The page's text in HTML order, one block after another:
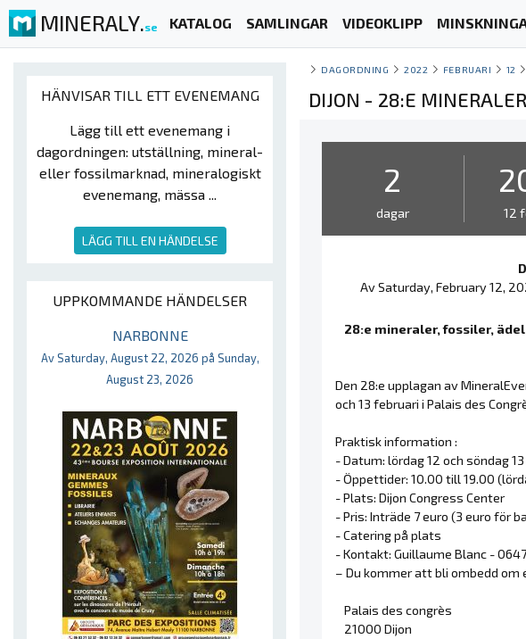
MINERALY.se KATALOG SAMLINGAR VIDEOKLIPP
HÄNVISAR TILL ETT EVENEMANG
Lägg till ett evenemang i
dagordningen: utställning, mineral-
eller fossilmarknad, mineralogiskt
evenemang, mässa ...
LÄGG TILL EN HÄNDELSE
UPPKOMMANDE HÄNDELSER
NARBONNE
Av Saturday, August 22, 2026 på Sunday,
August 23, 2026
DAGORDNING 2022 FEBRUARI 12
DIJON - 28:E
2
dagar 12
Av Saturday, February 12,
28:e mineraler, fossiler,
Den 28:e upplagan av
och 13 februari i Palais des
Praktisk information :
- Datum: lördag 12 och söndag
- Öppettider: 10.00 till 19.00
- Plats: Dijon Congress Center
- Pris: Inträde 7 euro (3 euro för
- Catering på plats
- Kontakt: Guillaume Blanc -
– Du kommer att bli ombedd
Palais des congrès
21000 Dijon